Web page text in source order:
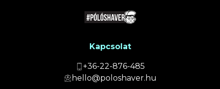
Kapcsolat
+36-22-876-485
hello@poloshaver.hu